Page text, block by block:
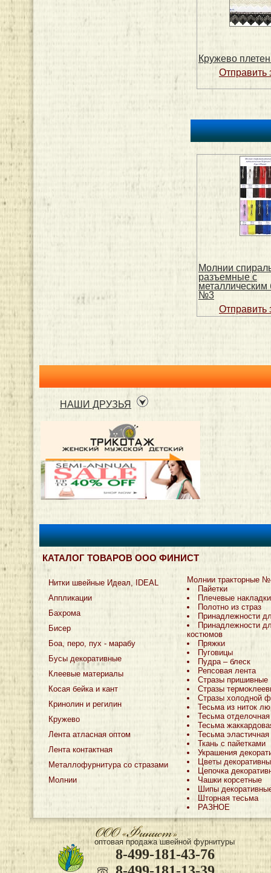
Кружево
Молнии
разъемные с
металлическим
№3
НАШИ ДРУЗЬЯ
КАТАЛОГ ТОВАРОВ ООО ФИНИСТ
Нитки швейные Идеал, IDEAL
Аппликации
Бахрома
Бисер
Боа, перо, пух - марабу
Бусы декоративные
Клеевые материалы
Косая бейка и кант
Кринолин и регилин
Кружево
Лента атласная оптом
Лента контактная
Металлофурнитура со стразами
Молнии
Молнии тракторные
Пайетки
Плечевые накладки
Полотно из страз
Принадлежности
Принадлежности
костюмов
Пряжки
Пуговицы
Пудра – блеск
Репсовая лента
Стразы пришивные
Стразы
Стразы холодной
Тесьма из ниток
Тесьма отделочная
Тесьма
Тесьма эластичная
Ткань с пайетками
Украшения
Цветы
Цепочка
Чашки корсетные
Шипы
Шторная тесьма
РАЗНОЕ
оптовая продажа швейной фурнитуры
8-499-181-43-76